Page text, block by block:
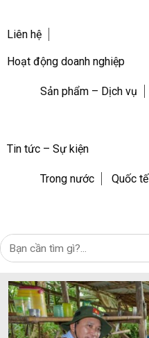
Liên hệ
Hoạt động doanh nghiệp
Sản phẩm – Dịch vụ
Tin tức – Sự kiện
Trong nước Quốc tế